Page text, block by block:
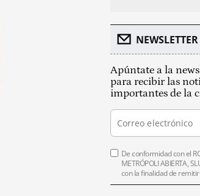
Apúntate a la
para recibir las
importantes de la
De conformidad con el
METRÓPOLI ABIERTA,
con la finalidad de